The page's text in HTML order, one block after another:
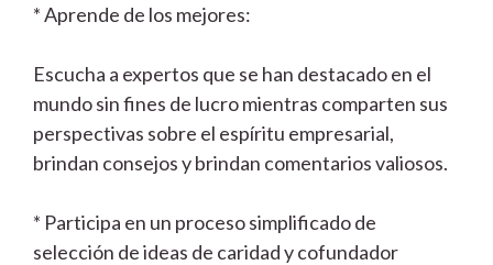
* Aprende de los mejores:
Escucha a expertos que se han destacado en el
mundo sin fines de lucro mientras comparten sus
perspectivas sobre el espíritu empresarial,
brindan consejos y brindan comentarios valiosos.
* Participa en un proceso simplificado de
selección de ideas de caridad y cofundador